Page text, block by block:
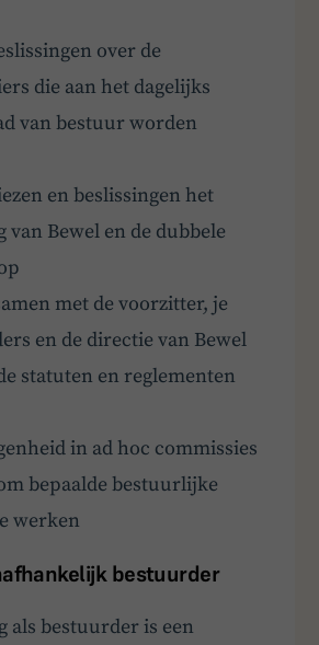
over de
die aan het dagelijks
van bestuur worden
en beslissingen het
van Bewel en de dubbele
met de voorzitter, je
en de directie van Bewel
statuten en reglementen
in ad hoc commissies
bepaalde bestuurlijke
werken
bestuurder
als bestuurder is een
over goed bestuur? Stel